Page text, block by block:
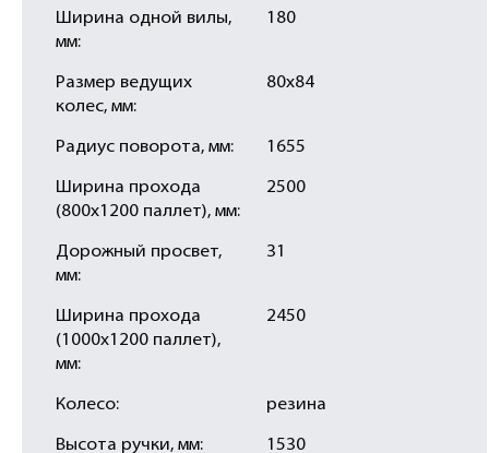
Ширина одной вилы,
мм:
180
Размер ведущих
колес, мм:
80х84
Радиус поворота, мм: 1655
Ширина прохода
(800х1200 паллет), мм:
2500
Дорожный просвет,
мм:
31
Ширина прохода
(1000х1200 паллет),
мм:
2450
Колесо: резина
Высота ручки, мм: 1530